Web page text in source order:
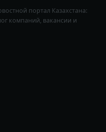
портал Казахстана:
компаний, вакансии и